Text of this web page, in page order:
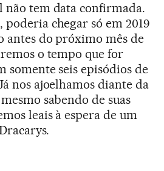
tem data confirmada.
poderia chegar só em 2019
antes do próximo mês de
o tempo que for
somente seis episódios de
nos ajoelhamos diante da
sabendo de suas
leais à espera de um